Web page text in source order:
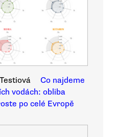
Co najdeme
vodách: obliba
po celé Evropě